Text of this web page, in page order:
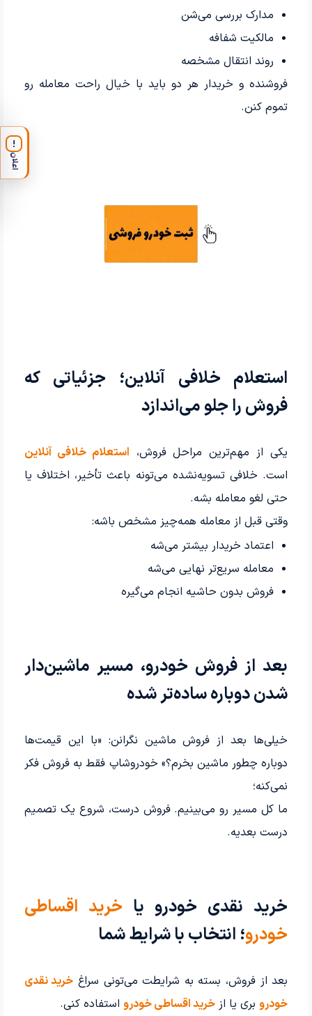
مدارک بررسی می‌شن
مالکیت شفافه
روند انتقال مشخصه
فروشنده و خریدار هر دو باید با خیال راحت معامله رو
تموم کنن.
استعلام خلافی آنلاین؛ جزئیاتی که
فروش را جلو می‌اندازد
یکی از مهم‌ترین مراحل فروش، استعلام خلافی آنلاین
است. خلافی تسویه‌نشده می‌تونه باعث تأخیر، اختلاف یا
حتی لغو معامله بشه.
وقتی قبل از معامله همه‌چیز مشخص باشه:
اعتماد خریدار بیشتر می‌شه
معامله سریع‌تر نهایی می‌شه
فروش بدون حاشیه انجام می‌گیره
بعد از فروش خودرو، مسیر ماشین‌دار
شدن دوباره ساده‌تر شده
خیلی‌ها بعد از فروش ماشین نگرانن: «با این قیمت‌ها
دوباره چطور ماشین بخرم؟» خودروشاپ فقط به فروش فکر
نمی‌کنه؛
ما کل مسیر رو می‌بینیم. فروش درست، شروع یک تصمیم
درست بعدیه.
خرید نقدی خودرو یا خرید اقساطی
خودرو؛ انتخاب با شرایط شما
بعد از فروش، بسته به شرایطت می‌تونی سراغ خرید نقدی
خودرو بری یا از خرید اقساطی خودرو استفاده کنی.
!
اعلان